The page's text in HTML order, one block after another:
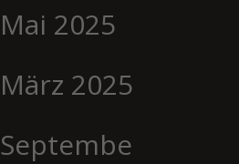
Mai 2025
März 2025
Septembe